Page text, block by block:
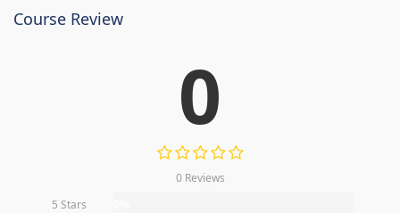
Course Review
0
0 Reviews
5 Stars